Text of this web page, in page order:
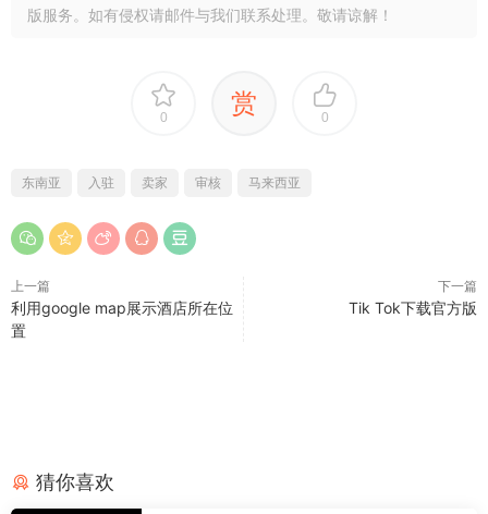
版服务。如有侵权请邮件与我们联系处理。敬请谅解！
0 赏 0
东南亚 入驻 卖家 审核 马来西亚
上一篇
利用google map展示酒店所在位
置
下一篇
Tik Tok下载官方版
猜你喜欢